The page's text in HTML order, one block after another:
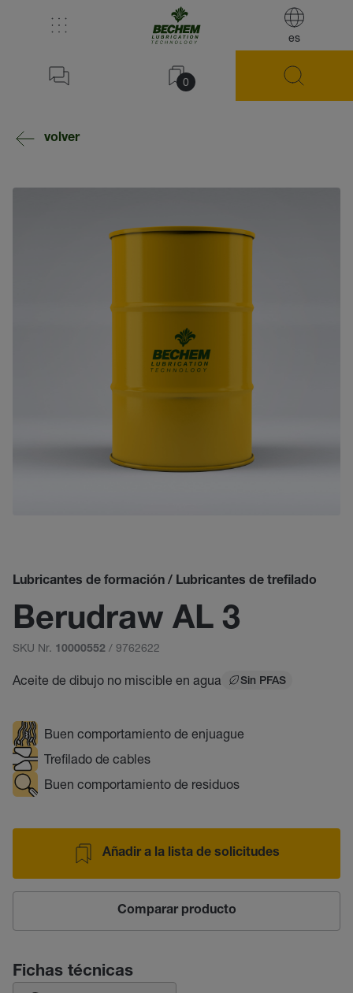
es
0
volver
Lubricantes de formación / Lubricantes de trefilado
Berudraw AL 3
SKU Nr. 10000552 / 9762622
Aceite de dibujo no miscible en agua Sin PFAS
Buen comportamiento de enjuague
Trefilado de cables
Buen comportamiento de residuos
Añadir a la lista de solicitudes
Comparar producto
Fichas técnicas